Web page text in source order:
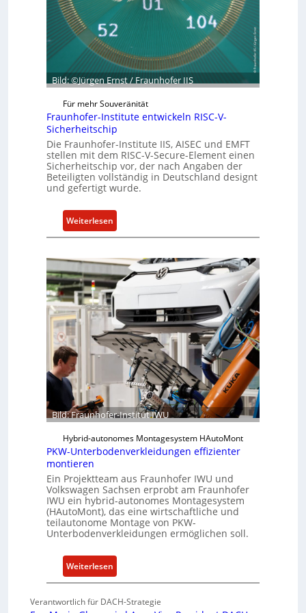
e
i
l
i
e
n
c
e
A
c
t
G
s
c
h
ä
f
t
s
e
i
n
h
e
t
f
r
S
o
f
t
w
a
n
d
K
I
Bild: ©Jürgen Ernst / Fraunhofer IIS
Für mehr Souveränität
Fraunhofer-Institute entwickeln RISC-V-
Sicherheitschip
Die Fraunhofer-Institute IIS, AISEC und EMFT
stellen mit dem RISC-V-Secure-Element einen
Sicherheitschip vor, der nach Angaben der
Beteiligten vollständig in Deutschland designt
und gefertigt wurde.
Weiterlesen:
F
a
u
n
h
o
f
e
n
s
t
i
u
t
e
e
n
w
i
k
Bild: Fraunhofer-Institut IWU
Hybrid-autonomes Montagesystem HAutoMont
PKW-Unterbodenverkleidungen effizienter
montieren
Ein Projektteam aus Fraunhofer IWU und
Volkswagen Sachsen erprobt am Fraunhofer
IWU ein hybrid-autonomes Montagesystem
(HAutoMont), das eine wirtschaftliche und
teilautonome Montage von PKW-
Unterbodenverkleidungen ermöglichen soll.
Weiterlesen:
P
W
Verantwortlich für DACH-Strategie